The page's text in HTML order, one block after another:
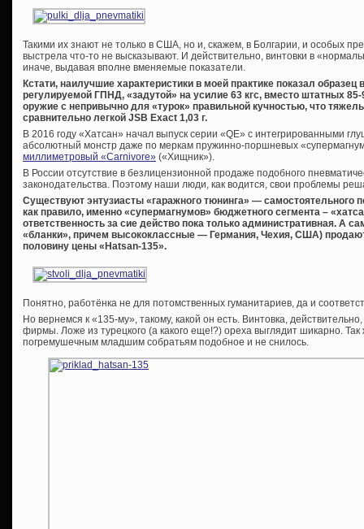
Такими их знают не только в США, но и, скажем, в Болгарии, и особых
выстрела что-то не высказывают. И действительно, винтовки в
иначе, выдавая вполне вменяемые показатели.
Кстати, наилучшие характеристики в моей практике показал
регулируемой ГПНД, «задутой» на усилие 63 кгс, вместо штатных
оружие с непривычно для «турок» правильной кучностью, что
сравнительно легкой JSB Exact 1,03 г.
В 2016 году «Хатсан» начал выпуск серии «QE» с интегрированными
абсолютный монстр даже по меркам пружинно-поршневых
миллиметровый «Carnivore» («Хищник»).
В России отсутствие в безлицензионной продаже подобного
законодательства. Поэтому наши люди, как водится, свои проблемы
Существуют энтузиасты «гаражного тюнинга» — самостоятельного
как правило, именно «супермагнумов» бюджетного сегмента –
ответственность за сие действо пока только административная. А
«бланки», причем высококлассные — Германия, Чехия, США)
половину цены « Hatsan-135».
Понятно, работёнка не для потомственных гуманитариев, да и
Но вернемся к «135-му», такому, какой он есть. Винтовка,
фирмы. Ложе из турецкого (а какого еще!?) ореха выглядит шикарно.
погремушечным младшим собратьям подобное и не снилось.